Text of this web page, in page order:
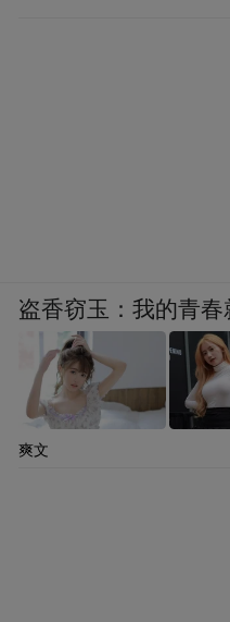
盗香窃玉：我的青春
爽文